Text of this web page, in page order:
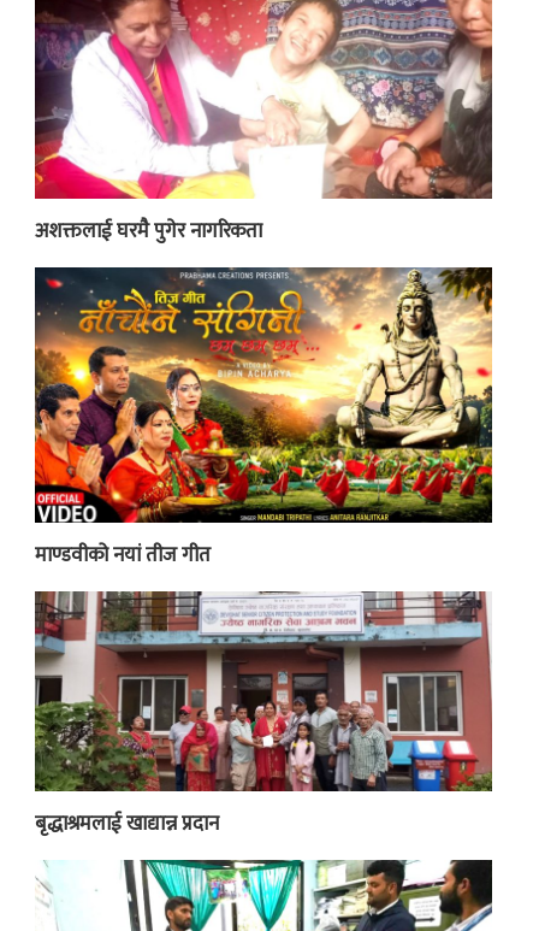
अशक्तलाई घरमै पुगेर नागरिकता
माण्डवीको नयां तीज गीत
बृद्धाश्रमलाई खाद्यान्न प्रदान